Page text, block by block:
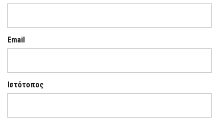
Email
Ιστότοπος